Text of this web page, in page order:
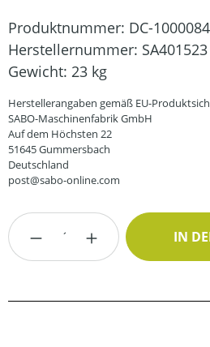
Produktnummer: DC-
Herstellernummer: SA401523
Gewicht: 23 kg
Herstellerangaben gemäß EU-
SABO-Maschinenfabrik GmbH
Auf dem Höchsten 22
51645 Gummersbach
Deutschland
post@sabo-online.com
Produkt Anzahl: Gib
IN